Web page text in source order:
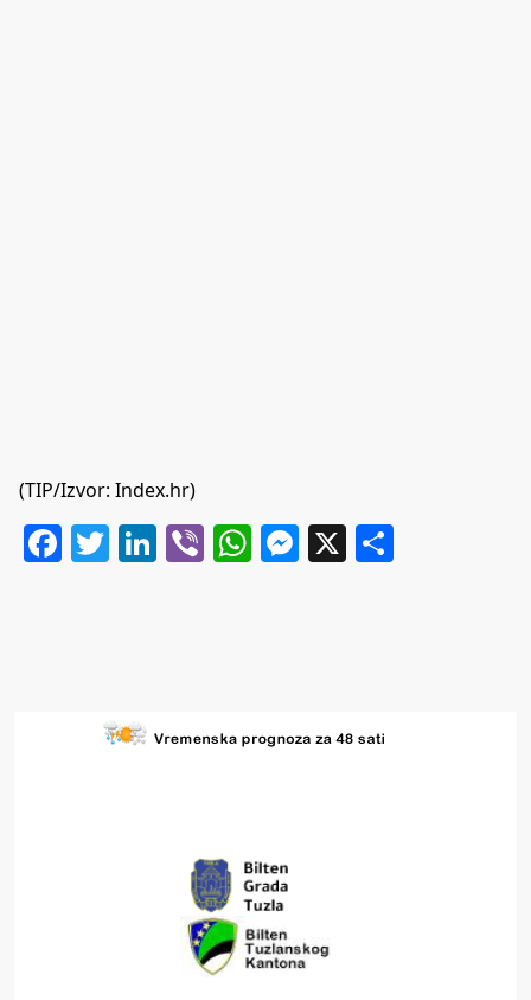
(TIP/Izvor: Index.hr)
Facebook
Twitter
LinkedIn
ViberWhatsApp
Messenger
X